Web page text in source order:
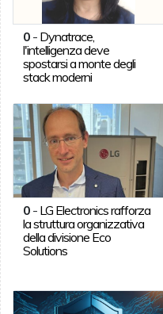
0- Dynatrace,
l'intelligenza deve
spostarsi a monte degli
stack moderni
0- LG Electronics rafforza
la struttura organizzativa
della divisione Eco
Solutions